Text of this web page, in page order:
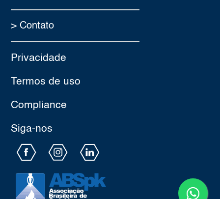
> Contato
Privacidade
Termos de uso
Compliance
Siga-nos​